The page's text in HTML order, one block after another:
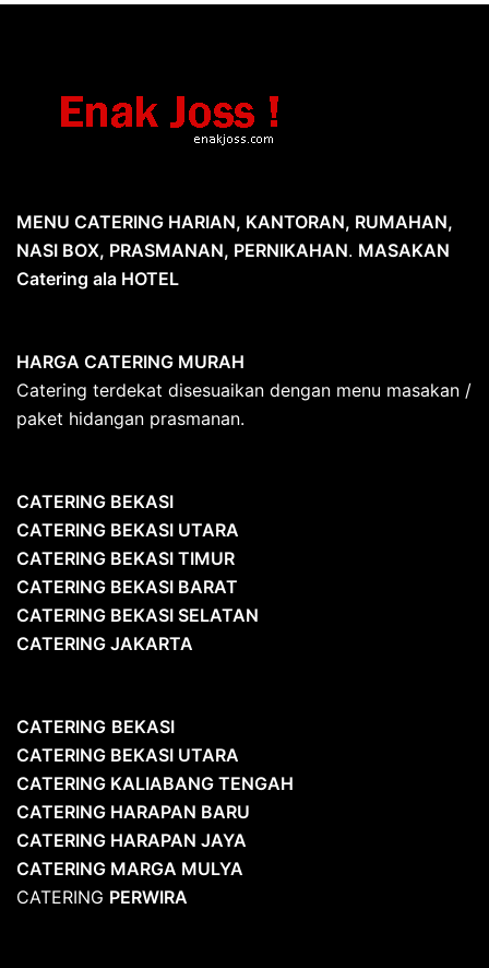
MENU CATERING HARIAN, KANTORAN, RUMAHAN,
NASI BOX, PRASMANAN, PERNIKAHAN. MASAKAN
Catering ala HOTEL
HARGA CATERING MURAH
Catering terdekat disesuaikan dengan menu masakan /
paket hidangan prasmanan.
CATERING BEKASI
CATERING BEKASI UTARA
CATERING BEKASI TIMUR
CATERING BEKASI BARAT
CATERING BEKASI SELATAN
CATERING JAKARTA
CATERING BEKASI
CATERING BEKASI UTARA
CATERING KALIABANG TENGAH
CATERING HARAPAN BARU
CATERING HARAPAN JAYA
CATERING MARGA MULYA
CATERING PERWIRA